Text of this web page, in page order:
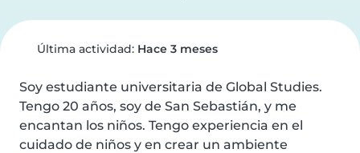
Última actividad: Hace 3 meses
Soy estudiante universitaria de Global Studies.
Tengo 20 años, soy de San Sebastián, y me
encantan los niños. Tengo experiencia en el
cuidado de niños y en crear un ambiente